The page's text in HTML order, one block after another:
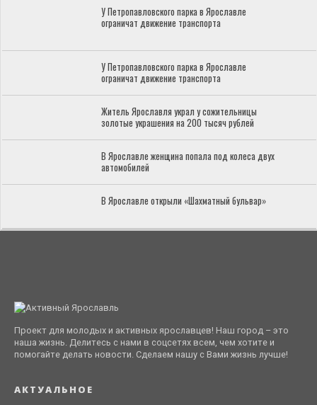
У Петропавловского парка в Ярославле
ограничат движение транспорта
У Петропавловского парка в Ярославле
ограничат движение транспорта
Житель Ярославля украл у сожительницы
золотые украшения на 200 тысяч рублей
В Ярославле женщина попала под колеса двух
автомобилей
В Ярославле открыли «Шахматный бульвар»
Проект для молодых и активных ярославцев! Наш город – это
наша жизнь. Делитесь с нами в соцсетях всем, чем хотите и
помогайте делать новости. Сделаем нашу с Вами жизнь лучше!
АКТУАЛЬНОЕ